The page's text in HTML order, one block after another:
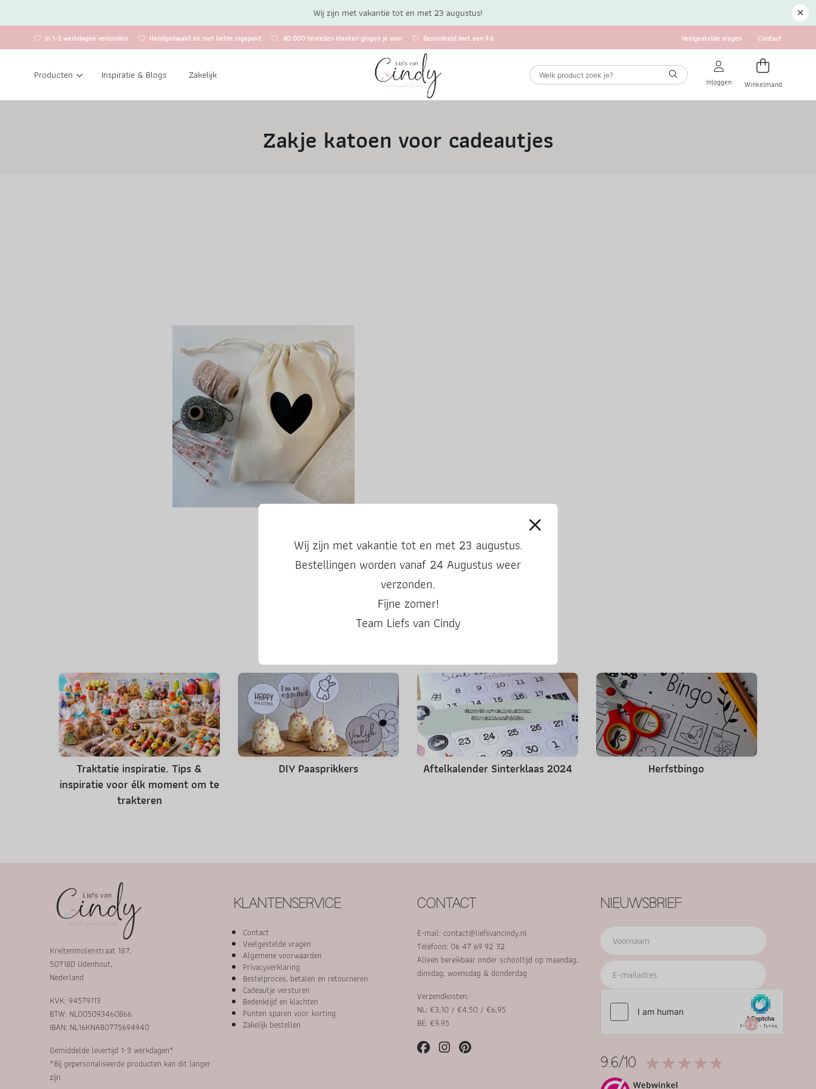
In 1-3 werkdagen verzonden Handgemaakt en met liefde ingepakt 40.000 tevreden klanten gingen je voor Beoordeeld met een 9.6 Veelgestelde vragen Contact
Producten Inspiratie & Blogs Zakelijk Inloggen Winkelmand
Zakje katoen voor cadeautjes
Deel deze post
Traktatie inspiratie. Tips &
inspiratie voor élk moment om te
trakteren
DIY Paasprikkers Aftelkalender Sinterklaas 2024 Herfstbingo
Wij zijn met vakantie tot en met 23 augustus!
Wij zijn met vakantie tot en met 23 augustus.
Bestellingen worden vanaf 24 Augustus weer
verzonden.
Fijne zomer!
Team Liefs van Cindy
Kreitenmolenstraat 187,
5071BD Udenhout,
Nederland
KVK: 94579113
BTW: NL005093460B66
IBAN: NL16KNAB0775694940
Gemiddelde levertijd 1-3 werkdagen*
*Bij gepersonaliseerde producten kan dit langer
zijn
KLANTENSERVICE
Contact
Veelgestelde vragen
Algemene voorwaarden
Privacyverklaring
Bestelproces, betalen en retourneren
Cadeautje versturen
Bedenktijd en klachten
Punten sparen voor korting
Zakelijk bestellen
CONTACT
E-mail: contact@liefsvancindy.nl
Telefoon: 06 47 69 92 32
Alleen bereikbaar onder schooltijd op maandag,
dinsdag, woensdag & donderdag
Verzendkosten:
NL: €3,10 / €4,50 / €6,95
BE: €9,95
NIEUWSBRIEF
Verzend
9.6/10